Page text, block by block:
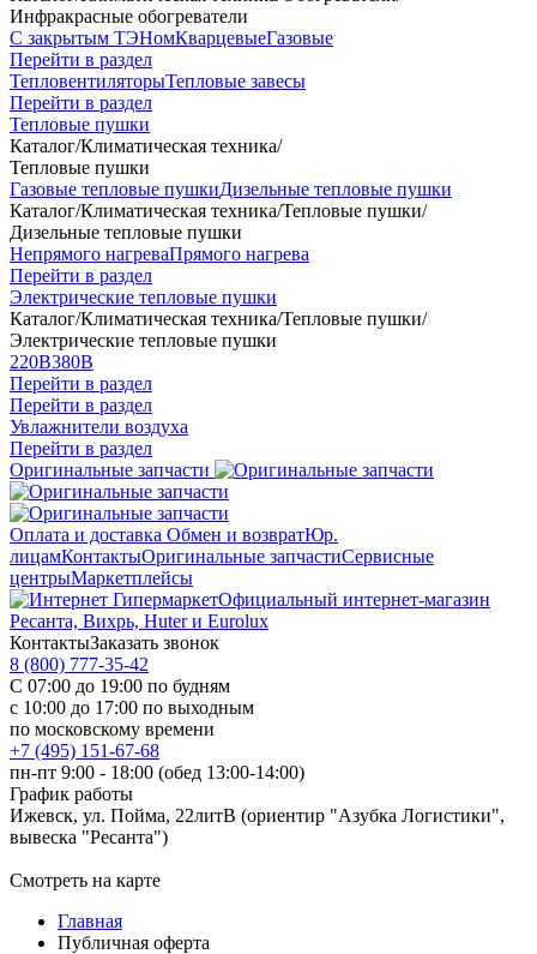
Инфракрасные обогреватели
С закрытым ТЭНомКварцевыеГазовые
Перейти в раздел
ТепловентиляторыТепловые завесы
Перейти в раздел
Тепловые пушки
Каталог/Климатическая техника/
Тепловые пушки
Газовые тепловые пушкиДизельные тепловые пушки
Каталог/Климатическая техника/Тепловые пушки/
Дизельные тепловые пушки
Непрямого нагреваПрямого нагрева
Перейти в раздел
Электрические тепловые пушки
Каталог/Климатическая техника/Тепловые пушки/
Электрические тепловые пушки
220В380В
Перейти в раздел
Перейти в раздел
Увлажнители воздуха
Перейти в раздел
Оригинальные запчасти
Оплата и доставка Обмен и возвратЮр.
лицамКонтактыОригинальные запчастиСервисные
центрыМаркетплейсы
Официальный интернет-магазин
Ресанта, Вихрь, Huter и Eurolux
КонтактыЗаказать звонок
8 (800) 777-35-42
С 07:00 до 19:00 по будням
с 10:00 до 17:00 по выходным
по московскому времени
+7 (495) 151-67-68
пн-пт 9:00 - 18:00 (обед 13:00-14:00)
График работы
Ижевск, ул. Пойма, 22литВ (ориентир "Азубка Логистики",
вывеска "Ресанта")
Смотреть на карте
Главная
Публичная оферта